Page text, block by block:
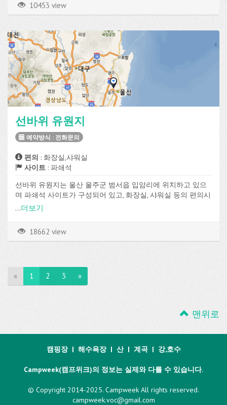
10453 view
선바위 유원지
예약방식 : 전화문의
편의 : 화장실,샤워실
사이트 : 파쇄석
선바위 유원지는 울산 울주군 범서읍 입암리에 위치하고 있으
며 파쇄석 사이트가 구성되어 있고, 화장실, 샤워실 등의 편의시
설을 이용할 수 있습니다.
...더보기
18662 view
« 1 2 3 »
맨위로
캠핑장| 해수욕장| 산| 계곡| 강,호수
Campweek(캠프위크)의 정보는 실제와 다를 수 있습니다.
© Copyright 2014-2025. Campweek All rights reserved.
campweek.voc@gmail.com